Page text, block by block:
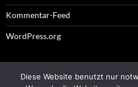
Kommentar-Feed
WordPress.org
Impressum
Diese Website benutzt nur